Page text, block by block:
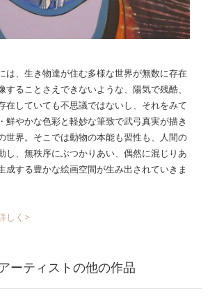
は、生き物達が住む多様な世界が無数に存在
することさえできないような、陽気で残酷、
在していても不思議ではないし、それをみて
鮮やかな色彩と軽妙な筆致で武弓真実が描き
世界。そこでは動物の本能も習性も、人間の
し、無秩序にぶつかりあい、偶然に混じりあ
成する豊かな絵画空間が生み出されていきま
しく>
ーティストの他の作品